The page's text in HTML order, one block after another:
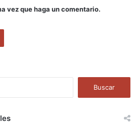
vez que haga un comentario.